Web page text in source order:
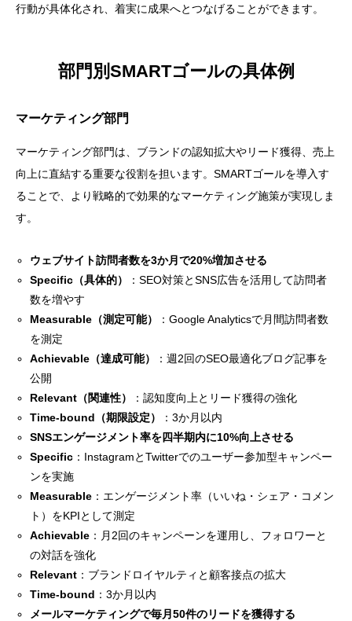
行動が具体化され、着実に成果へとつなげることができます。
部門別SMARTゴールの具体例
マーケティング部門
マーケティング部門は、ブランドの認知拡大やリード獲得、売上
向上に直結する重要な役割を担います。SMARTゴールを導入す
ることで、より戦略的で効果的なマーケティング施策が実現しま
す。
ウェブサイト訪問者数を3か月で20%増加させる
Specific（具体的）
：SEO対策とSNS広告を活用して訪問者
数を増やす
Measurable（測定可能）
：Google Analyticsで月間訪問者数
を測定
Achievable（達成可能）
：週2回のSEO最適化ブログ記事を
公開
Relevant（関連性）
：認知度向上とリード獲得の強化
Time-bound（期限設定）
：3か月以内
SNSエンゲージメント率を四半期内に10%向上させる
Specific ：InstagramとTwitterでのユーザー参加型キャンペー
ンを実施
Measurable ：エンゲージメント率（いいね・シェア・コメン
ト）をKPIとして測定
Achievable ：月2回のキャンペーンを運用し、フォロワーと
の対話を強化
Relevant ：ブランドロイヤルティと顧客接点の拡大
Time-bound ：3か月以内
メールマーケティングで毎月50件のリードを獲得する